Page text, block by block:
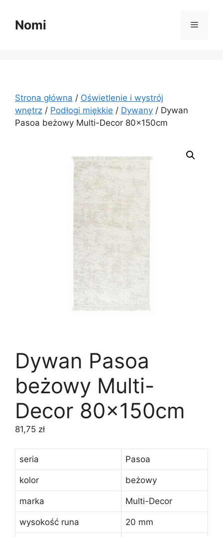
treściNomi Menu
Strona główna / Oświetlenie i wystrój
wnętrz / Podłogi miękkie / Dywany / Dywan
Pasoa beżowy Multi-Decor 80x150cm
Dywan Pasoa
beżowy Multi-
Decor 80x150cm
81,75 zł
seria Pasoa
kolor beżowy
marka Multi-Decor
wysokość runa 20 mm